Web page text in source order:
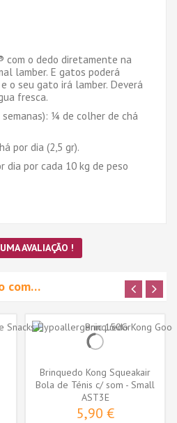
com o dedo diretamente na
lamber. E gatos poderá
o seu gato irá lamber. Deverá
fresca.
¼ de colher de chá
por dia (2,5 gr).
dia por cada 10 kg de peso
AVALIAÇÃO !
com…
Brinquedo Kong Squeakair
Bola de Ténis c/ som - Small
-...
AST3E
5,90 €